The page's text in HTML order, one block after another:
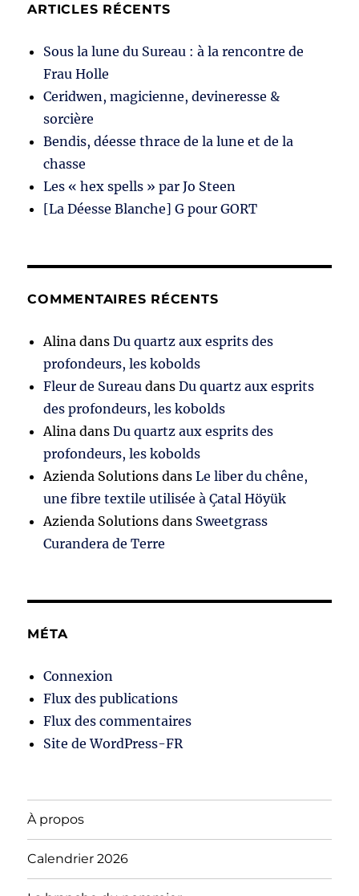
ARTICLES RÉCENTS
Sous la lune du Sureau : à la rencontre de
Frau Holle
Ceridwen, magicienne, devineresse &
sorcière
Bendis, déesse thrace de la lune et de la
chasse
Les « hex spells » par Jo Steen
[La Déesse Blanche] G pour GORT
COMMENTAIRES RÉCENTS
Alina dansDu quartz aux esprits des
profondeurs, les kobolds
Fleur de Sureau dansDu quartz aux esprits
des profondeurs, les kobolds
Alina dansDu quartz aux esprits des
profondeurs, les kobolds
Azienda Solutions dansLe liber du chêne,
une fibre textile utilisée à Çatal Höyük
Azienda Solutions dans Sweetgrass
Curandera de Terre
MÉTA
Connexion
Flux des publications
Flux des commentaires
Site de WordPress-FR
À propos
Calendrier 2026